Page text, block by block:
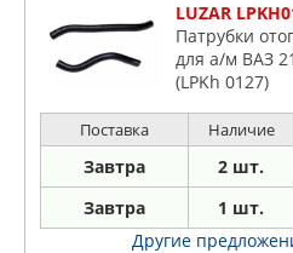
LUZAR
Патрубки
для а/м ВАЗ
(LPKh 0127)
Поставка Наличие
Завтра 2 шт.
Завтра 1 шт.
Другие